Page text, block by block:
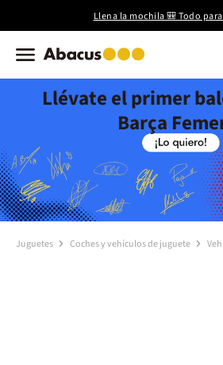
Llena la mochila 🎒 Todo
Llévate el primer
Barça
Juguetes Coches y vehículos de juguete